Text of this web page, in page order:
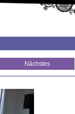
Nächstes